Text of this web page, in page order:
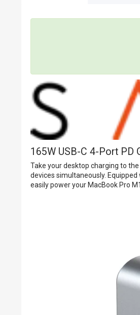
165W USB-C 4-Port PD
Take your desktop charging to
devices simultaneously.
easily power your MacBook Pro